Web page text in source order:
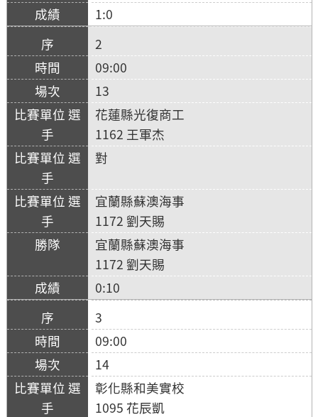
1:0
2
09:00
13
花蓮縣光復商工
1162 王軍杰
對
宜蘭縣蘇澳海事
1172 劉天賜
宜蘭縣蘇澳海事
1172 劉天賜
0:10
3
09:00
14
彰化縣和美實校
1095 花辰凱